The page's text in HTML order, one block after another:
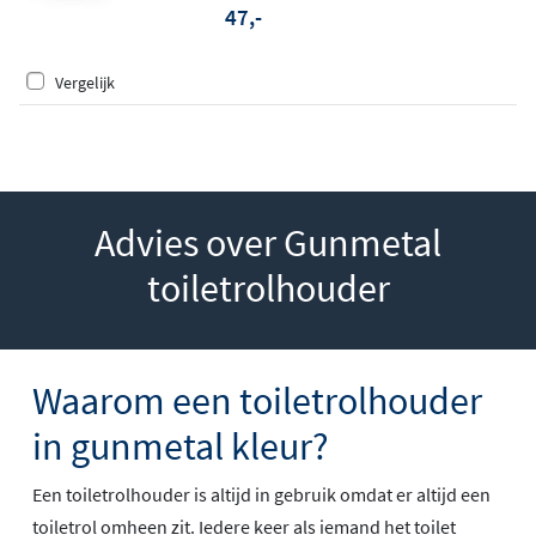
47,-
Vergelijk
Advies over Gunmetal
toiletrolhouder
Waarom een toiletrolhouder
in gunmetal kleur?
Een toiletrolhouder is altijd in gebruik omdat er altijd een
toiletrol omheen zit. Iedere keer als iemand het toilet